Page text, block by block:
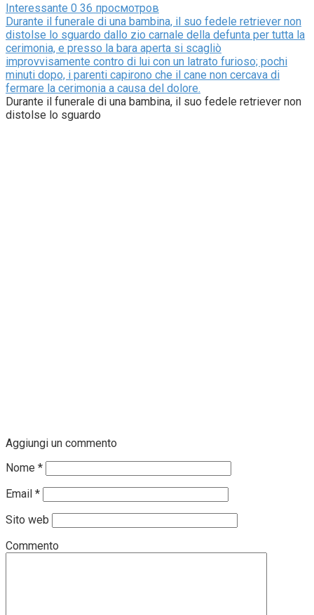
Interessante 0 36 просмотров
Durante il funerale di una bambina, il suo fedele retriever non
distolse lo sguardo dallo zio carnale della defunta per tutta la
cerimonia, e presso la bara aperta si scagliò
improvvisamente contro di lui con un latrato furioso; pochi
minuti dopo, i parenti capirono che il cane non cercava di
fermare la cerimonia a causa del dolore.
Durante il funerale di una bambina, il suo fedele retriever non
distolse lo sguardo
Aggiungi un commento
Nome *
Email *
Sito web
Commento